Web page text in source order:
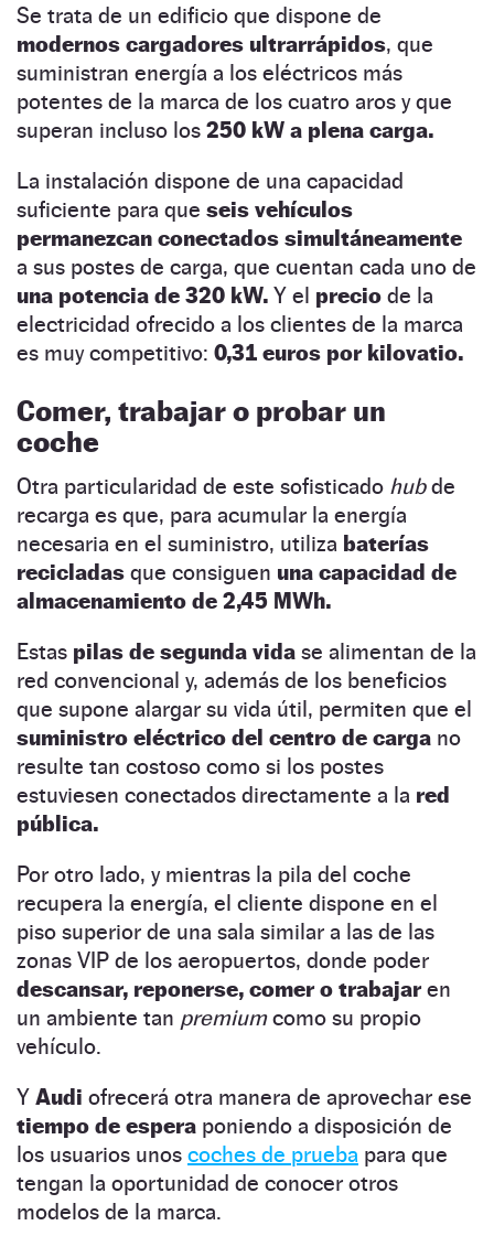
Se trata de un edificio que dispone de
modernos cargadores ultrarrápidos, que
suministran energía a los eléctricos más
potentes de la marca de los cuatro aros y que
superan incluso los 250 kW a plena carga.
La instalación dispone de una capacidad
suficiente para que seis vehículos
permanezcan conectados simultáneamente
a sus postes de carga, que cuentan cada uno de
una potencia de 320 kW. Y el precio de la
electricidad ofrecido a los clientes de la marca
es muy competitivo: 0,31 euros por kilovatio.
Comer, trabajar o probar un
coche
Otra particularidad de este sofisticado hubde
recarga es que, para acumular la energía
necesaria en el suministro, utiliza baterías
recicladas que consiguen una capacidad de
almacenamiento de 2,45 MWh.
Estas pilas de segunda vida se alimentan de la
red convencional y, además de los beneficios
que supone alargar su vida útil, permiten que el
suministro eléctrico del centro de carga no
resulte tan costoso como si los postes
estuviesen conectados directamente a la red
pública.
Por otro lado, y mientras la pila del coche
recupera la energía, el cliente dispone en el
piso superior de una sala similar a las de las
zonas VIP de los aeropuertos, donde poder
descansar, reponerse, comer o trabajaren
un ambiente tan premiumcomo su propio
vehículo.
Y Audi ofrecerá otra manera de aprovechar ese
tiempo de espera poniendo a disposición de
los usuarios unos coches de prueba para que
tengan la oportunidad de conocer otros
modelos de la marca.